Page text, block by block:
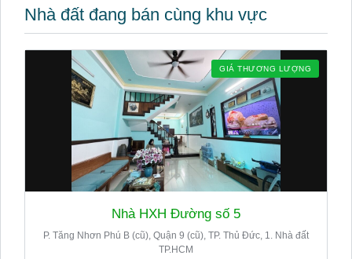
Nhà đất đang bán cùng khu vực
GIÁ THƯƠNG LƯỢNG
Nhà HXH Đường số 5
P. Tăng Nhơn Phú B (cũ), Quận 9 (cũ), TP. Thủ Đức, 1. Nhà đất
TP.HCM